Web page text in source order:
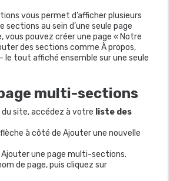
vous permet d’afficher plusieurs
sections au sein d’une seule page
vous pouvez créer une page « Notre
des sections comme À propos,
le tout affiché ensemble sur une seule
multi-sections
du site, accédez à votre liste des
à côté de Ajouter une nouvelle
une page multi-sections.
de page, puis cliquez sur